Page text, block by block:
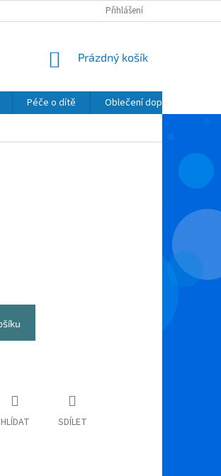
Přihlášení
NÁKUPNÍ
Prázdný košík
Péče o dítě
Oblečení dopňky
HLÍDAT SDÍLET